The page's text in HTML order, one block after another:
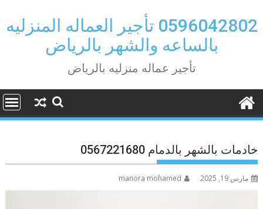
to
content
0596042802 تأجير العماله المنزليه
بالساعه والشهر بالرياض
تأجير عماله منزليه بالرياض
خادمات بالشهر بالدمام 0567221680
مارس 19, 2025 manora mohamed